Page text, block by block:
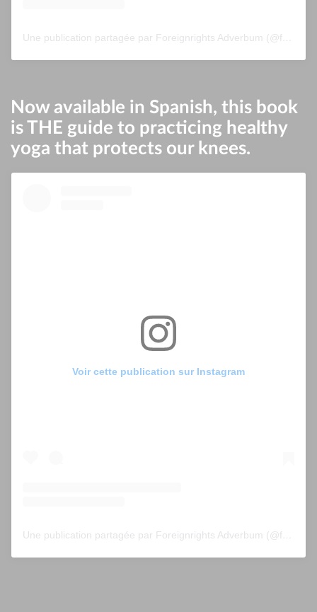
Now available in Spanish, this book
is THE guide to practicing healthy
yoga that protects our knees.
Voir cette publication sur Instagram